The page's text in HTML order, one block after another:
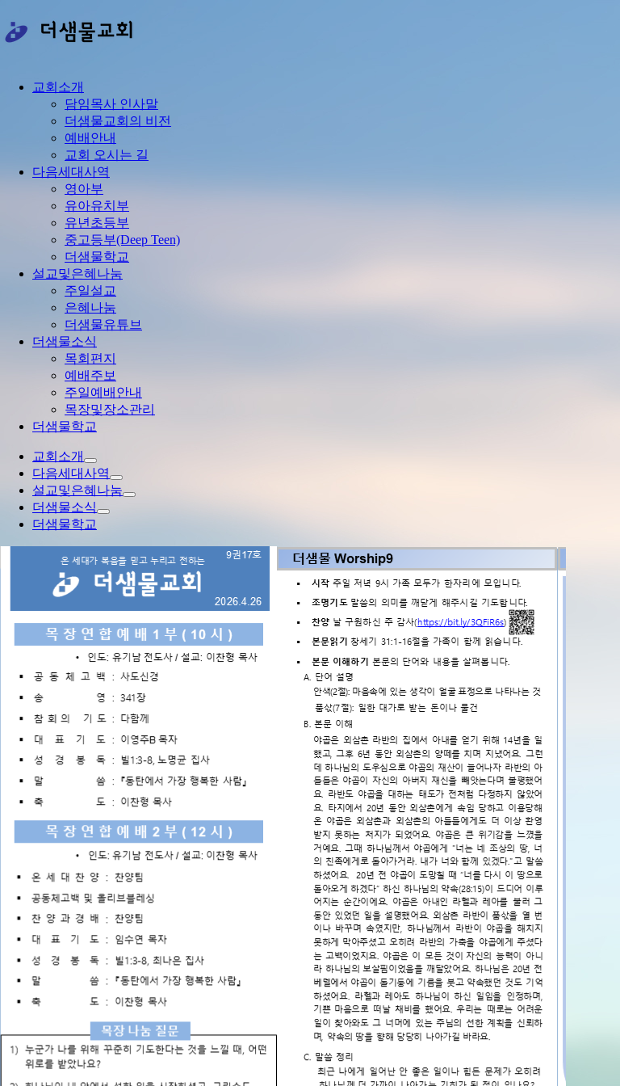
텐
츠
교회소개
담임목사 인사말
더샘물교회의 비전
예배안내
교회 오시는 길
다음세대사역
영아부
유아유치부
유년초등부
중고등부(Deep Teen)
더샘물학교
설교및은혜나눔
주일설교
은혜나눔
더샘물유튜브
더샘물소식
목회편지
예배주보
주일예배안내
목장및장소관리
더샘물학교
교회소개
다음세대사역
설교및은혜나눔
더샘물소식
더샘물학교